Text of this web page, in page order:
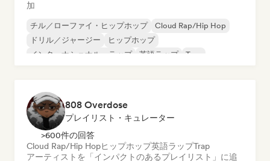
加
チル／ローファイ・ヒップホップ
Cloud Rap/Hip Hop
ドリル／ジャージー
ヒップホップ
インターナショナル・ラップ
英語ラップ Trap
808 Overdose
プレイリスト・キュレーター
>600件の回答
Cloud Rap/Hip Hopヒップホップ英語ラップTrap
アーティストを「インパクトのあるプレイリスト」に追